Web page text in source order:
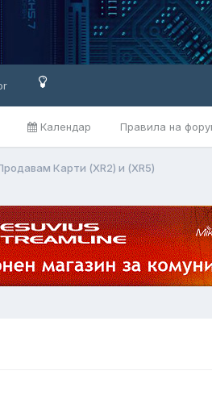
Календар Правила на
Карти (XR2) и (XR5)